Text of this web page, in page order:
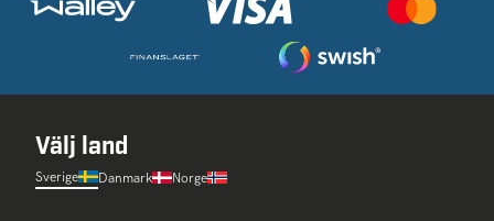
Välj land
Sverige Danmark Norge